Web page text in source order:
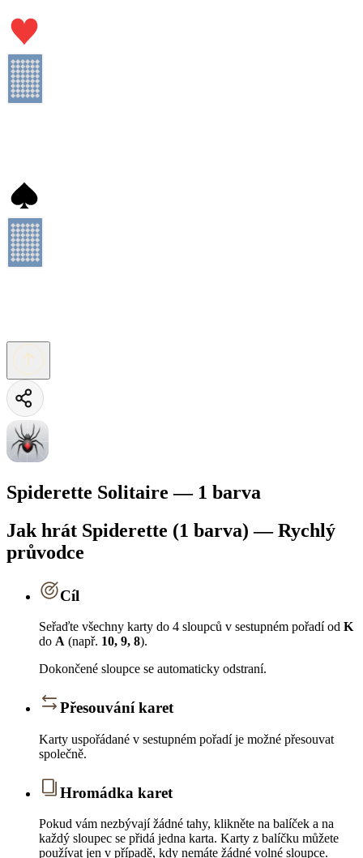
Spiderette Solitaire — 1 barva
Jak hrát Spiderette (1 barva) — Rychlý
průvodce
Cíl
Seřaďte všechny karty do 4 sloupců v sestupném pořadí od K
do A (např. 10, 9, 8).
Dokončené sloupce se automaticky odstraní.
Přesouvání karet
Karty uspořádané v sestupném pořadí je možné přesouvat
společně.
Hromádka karet
Pokud vám nezbývají žádné tahy, klikněte na balíček a na
každý sloupec se přidá jedna karta. Karty z balíčku můžete
používat jen v případě, kdy nemáte žádné volné sloupce.